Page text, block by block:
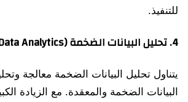
للتنفيذ.
4. تحليل البيانات الضخمة (Big Data Analytics)
يتناول تحليل البيانات الضخمة معالجة
البيانات الضخمة والمعقدة. مع الزيادة